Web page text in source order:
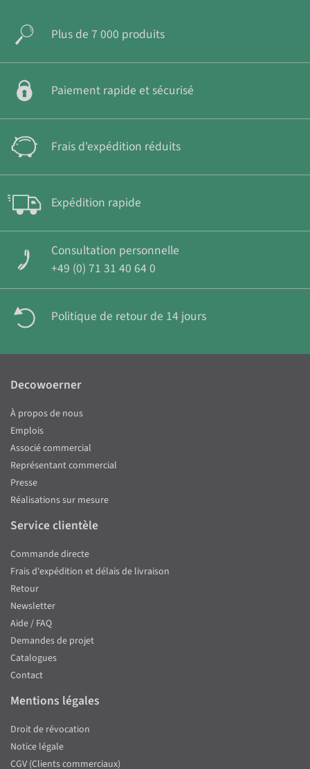
Plus de 7 000 produits
Paiement rapide et sécurisé
Frais d'expédition réduits
Expédition rapide
Consultation personnelle
+49 (0) 71 31 40 64 0
Politique de retour de 14 jours
Decowoerner
À propos de nous
Emplois
Associé commercial
Représentant commercial
Presse
Réalisations sur mesure
Service clientèle
Commande directe
Frais d'expédition et délais de livraison
Retour
Newsletter
Aide / FAQ
Demandes de projet
Catalogues
Contact
Mentions légales
Droit de révocation
Notice légale
CGV (Clients commerciaux)